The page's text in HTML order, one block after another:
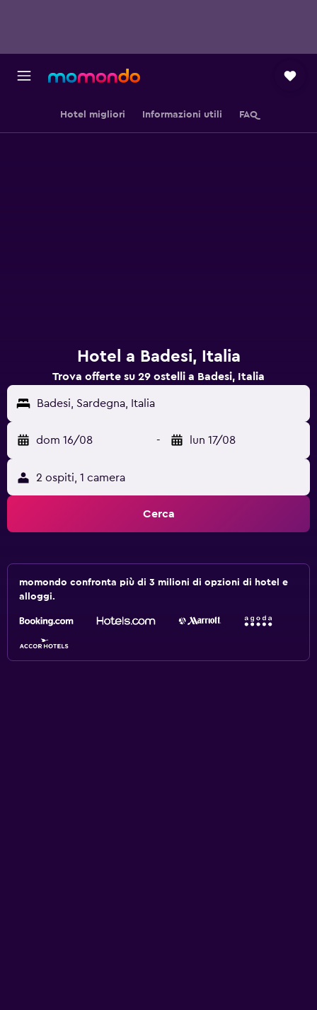
Hotel migliori Informazioni utili FAQ
Hotel a Badesi, Italia
Trova offerte su 29 ostelli a Badesi, Italia
Badesi, Sardegna, Italia
dom 16/08 - lun 17/08
2 ospiti, 1 camera
Cerca
momondo confronta più di 3 milioni di opzioni di hotel e
alloggi.